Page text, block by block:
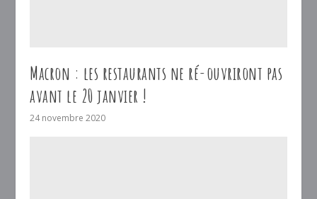
Macron : les restaurants ne ré-ouvriront pas
avant le 20 janvier !
24 novembre 2020